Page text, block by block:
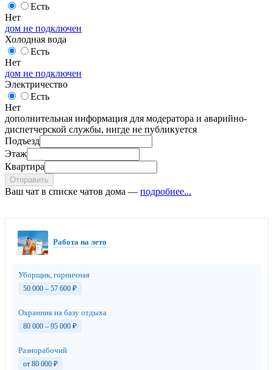
Есть
Нет
дом не подключен
Холодная вода
Есть
Нет
дом не подключен
Электричество
Есть
Нет
дополнительная информация для модератора и аварийно-
диспетчерской службы, нигде не публикуется
Подъезд
Этаж
Квартира
Отправить
Ваш чат в списке чатов дома — подробнее...
Работа на лето
Уборщик, горничная
50 000 – 57 600 ₽
Охранник на базу отдыха
80 000 – 95 000 ₽
Разнорабочий
от 80 000 ₽